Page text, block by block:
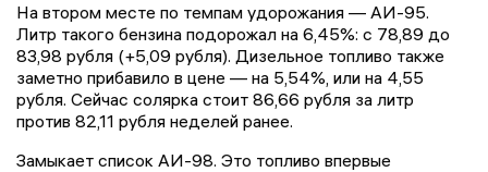
На втором месте по темпам удорожания — АИ-95.
Литр такого бензина подорожал на 6,45%: с 78,89 до
83,98 рубля (+5,09 рубля). Дизельное топливо также
заметно прибавило в цене — на 5,54%, или на 4,55
рубля. Сейчас солярка стоит 86,66 рубля за литр
против 82,11 рубля неделей ранее.
Замыкает список АИ-98. Это топливо впервые